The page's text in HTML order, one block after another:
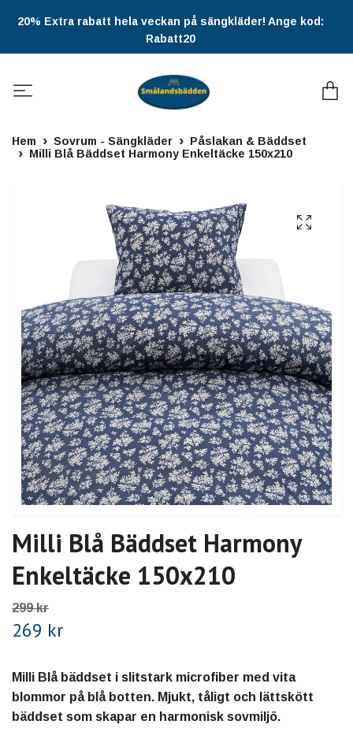
20% Extra rabatt hela veckan på sängkläder! Ange kod:
Rabatt20
Hem Sovrum - Sängkläder
Påslakan & Bäddset
Milli Blå Bäddset Harmony Enkeltäcke 150x210
Milli Blå Bäddset Harmony
Enkeltäcke 150x210
299 kr
269 kr
Milli Blå bäddset i slitstark microfiber med vita
blommor på blå botten. Mjukt, tåligt och lättskött
bäddset som skapar en harmonisk sovmiljö.